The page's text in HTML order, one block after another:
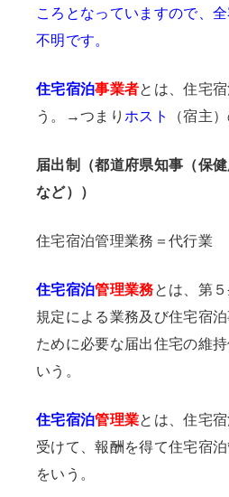
ころとなっていますので、
不明です。
住宅宿泊事業者とは、住宅
う。→つまり ホスト （宿主
届出制（都道府県知事（保
など））
住宅宿泊管理業務＝代行業
住宅宿泊管理業務とは、第
規定による業務及び住宅宿
ために必要な届出住宅の維
いう。
住宅宿泊管理業とは、住宅
受けて、報酬を得て住宅宿
をいう。